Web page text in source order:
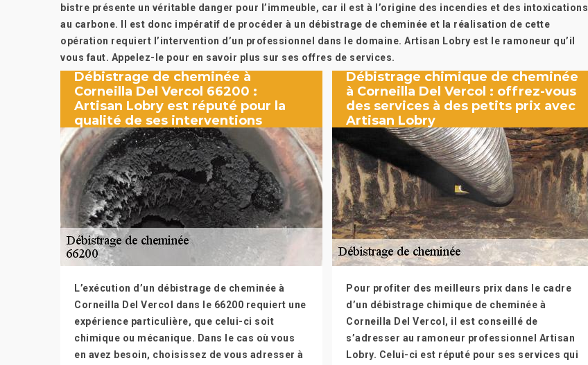
bistre présente un véritable danger pour l’immeuble, car il est à l’origine des incendies et des intoxications
au carbone. Il est donc impératif de procéder à un débistrage de cheminée et la réalisation de cette
opération requiert l’intervention d’un professionnel dans le domaine. Artisan Lobry est le ramoneur qu’il
vous faut. Appelez-le pour en savoir plus sur ses offres de services.
Débistrage de cheminée à
Corneilla Del Vercol 66200 :
Artisan Lobry est réputé pour la
qualité de ses interventions
L’exécution d’un débistrage de cheminée à
Corneilla Del Vercol dans le 66200 requiert une
expérience particulière, que celui-ci soit
chimique ou mécanique. Dans le cas où vous
en avez besoin, choisissez de vous adresser à
Débistrage chimique de cheminée
à Corneilla Del Vercol : offrez-vous
des services à des petits prix avec
Artisan Lobry
Pour profiter des meilleurs prix dans le cadre
d’un débistrage chimique de cheminée à
Corneilla Del Vercol, il est conseillé de
s’adresser au ramoneur professionnel Artisan
Lobry. Celui-ci est réputé pour ses services qui